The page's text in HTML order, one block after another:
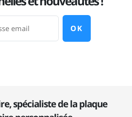
OK
spécialiste de la plaque